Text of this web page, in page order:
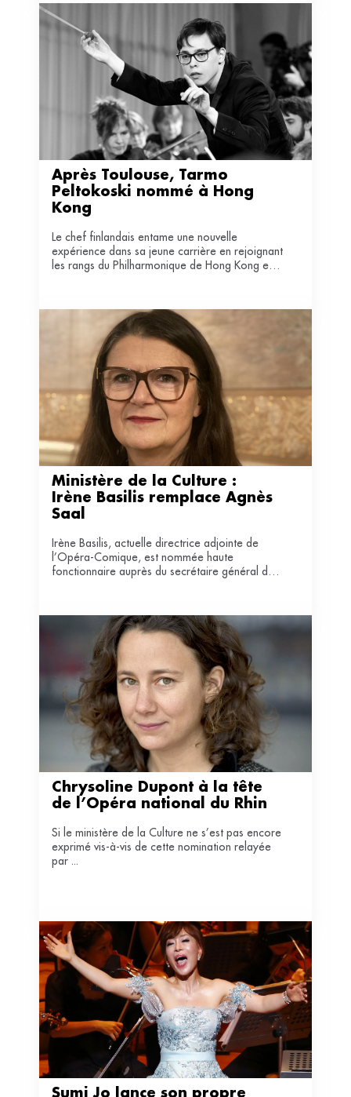
Après Toulouse, Tarmo
Peltokoski nommé à Hong
Kong
Le chef finlandais entame une nouvelle
expérience dans sa jeune carrière en rejoignant
les rangs du Philharmonique de Hong Kong en
Ministère de la Culture :
Irène Basilis remplace Agnès
Saal
Irène Basilis, actuelle directrice adjointe de
l’Opéra-Comique, est nommée haute
fonctionnaire auprès du secrétaire général du
Chrysoline Dupont à la tête
de l’Opéra national du Rhin
Si le ministère de la Culture ne s’est pas encore
exprimé vis-à-vis de cette nomination relayée
par ...
Sumi Jo lance son propre